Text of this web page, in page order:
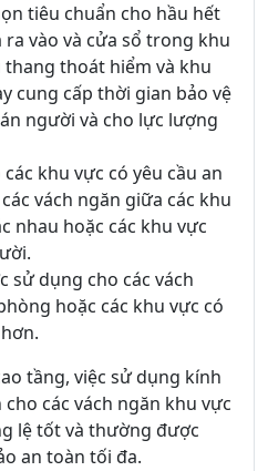
tiêu chuẩn cho hầu hết
ra vào và cửa sổ trong khu
thang thoát hiểm và khu
cung cấp thời gian bảo vệ
người và cho lực lượng
khu vực có yêu cầu an
vách ngăn giữa các khu
nhau hoặc các khu vực
sử dụng cho các vách
hoặc các khu vực có
tầng, việc sử dụng kính
các vách ngăn khu vực
lệ tốt và thường được
an toàn tối đa.